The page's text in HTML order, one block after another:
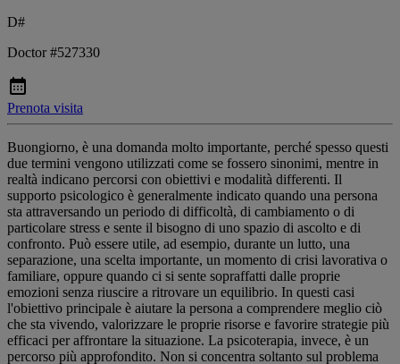
D#
Doctor #527330
Prenota visita
Buongiorno, è una domanda molto importante, perché spesso questi
due termini vengono utilizzati come se fossero sinonimi, mentre in
realtà indicano percorsi con obiettivi e modalità differenti. Il
supporto psicologico è generalmente indicato quando una persona
sta attraversando un periodo di difficoltà, di cambiamento o di
particolare stress e sente il bisogno di uno spazio di ascolto e di
confronto. Può essere utile, ad esempio, durante un lutto, una
separazione, una scelta importante, un momento di crisi lavorativa o
familiare, oppure quando ci si sente sopraffatti dalle proprie
emozioni senza riuscire a ritrovare un equilibrio. In questi casi
l'obiettivo principale è aiutare la persona a comprendere meglio ciò
che sta vivendo, valorizzare le proprie risorse e favorire strategie più
efficaci per affrontare la situazione. La psicoterapia, invece, è un
percorso più approfondito. Non si concentra soltanto sul problema